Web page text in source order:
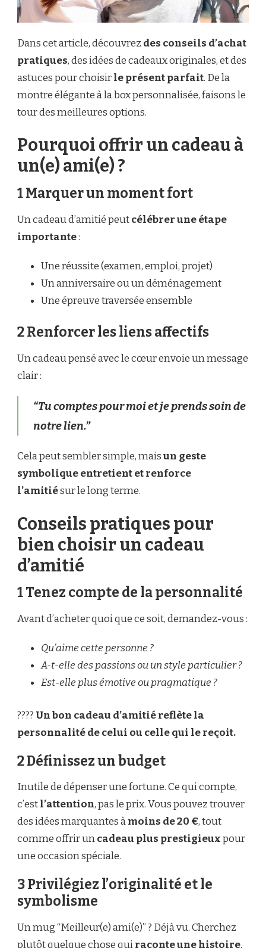
Dans cet article, découvrez des conseils d’achat
pratiques, des idées de cadeaux originales, et des
astuces pour choisirle présent parfait. De la
montre élégante à la box personnalisée, faisons le
tour des meilleures options.
Pourquoi offrir un cadeau à
un(e) ami(e) ?
1 Marquer un moment fort
Un cadeau d’amitié peutcélébrer une étape
importante:
Une réussite (examen, emploi, projet)
Un anniversaire ou un déménagement
Une épreuve traversée ensemble
2 Renforcer les liens affectifs
Un cadeau pensé avec le cœur envoie un message
clair :
“Tu comptes pour moi et je prends soin de
notre lien.”
Cela peut sembler simple, maisun geste
symbolique entretient et renforce
l’amitiésur le long terme.
Conseils pratiques pour
bien choisir un cadeau
d’amitié
1 Tenez compte de la personnalité
Avant d’acheter quoi que ce soit, demandez-vous :
Qu’aime cette personne ?
A-t-elle des passions ou un style particulier ?
Est-elle plus émotive ou pragmatique ?
????Un bon cadeau d’amitié reflète la
personnalité de celui ou celle qui le reçoit.
2 Définissez un budget
Inutile de dépenser une fortune. Ce qui compte,
c’estl’attention, pas le prix. Vous pouvez trouver
des idées marquantes àmoins de 20 €, tout
comme offrir uncadeau plus prestigieuxpour
une occasion spéciale.
3 Privilégiez l’originalité et le
symbolisme
Un mug “Meilleur(e) ami(e)” ? Déjà vu. Cherchez
plutôt quelque chose quiraconte une histoire,